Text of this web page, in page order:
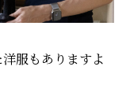
服もありますよ